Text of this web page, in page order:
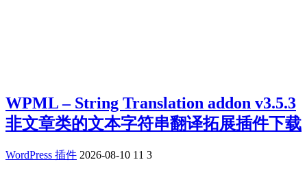
WPML – String Translation addon v3.5.3
非文章类的文本字符串翻译拓展插件下载
WordPress 插件 2026-08-10 11 3